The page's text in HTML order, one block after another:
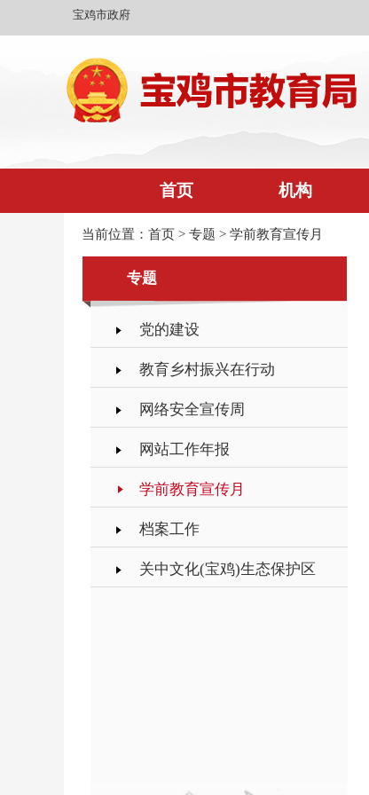
宝鸡市政府
首页 机构
当前位置： 首页 > 专题 > 学前教育宣传月
专题
党的建设
教育乡村振兴在行动
网络安全宣传周
网站工作年报
学前教育宣传月
档案工作
关中文化(宝鸡)生态保护区